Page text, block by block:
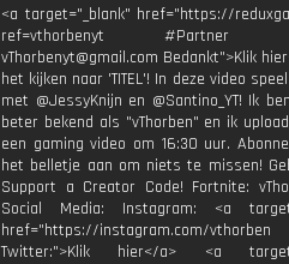
<a target="_blank" href="https://
ref=vthorbenyt #Partner
vThorbenyt@gmail.com Bedankt">Klik
het kijken naar 'TITEL'! In deze video
met @JessyKnijn en @Santino_YT! Ik
beter bekend als "vThorben" en ik
een gaming video om 16:30 uur.
het belletje aan om niets te missen!
Support a Creator Code! Fortnite:
Social Media: Instagram: <a
href="https://instagram.com/vthorben
Twitter:">Klik hier</a> <a